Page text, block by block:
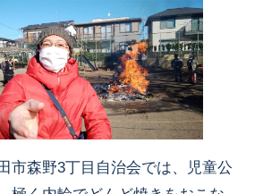
市森野3丁目自治会では、児童公